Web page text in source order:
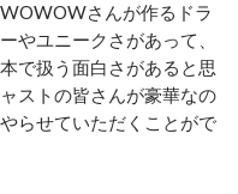
さんが作るドラ
やユニークさがあって、
で扱う面白さがあると思
ストの皆さんが豪華なの
らせていただくことがで